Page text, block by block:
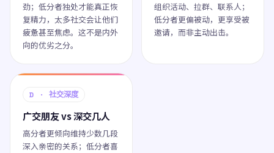
劲；低分者独处才能真正恢
复精力，太多社交会让他们
疲惫甚至焦虑。这不是内外
向的优劣之分。
组织活动、拉群、联系人；
低分者更偏被动，更享受被
邀请，而非主动出击。
D · 社交深度
广交朋友 vs 深交几人
高分者更倾向维持少数几段
深入亲密的关系；低分者喜